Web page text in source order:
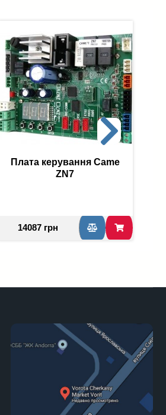
Плата керування Came
ZN7
14087 грн